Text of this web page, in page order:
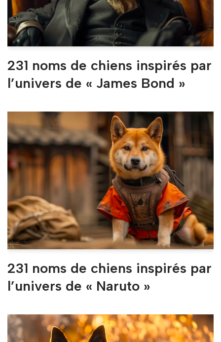
231 noms de chiens inspirés par
l’univers de « James Bond »
231 noms de chiens inspirés par
l’univers de « Naruto »